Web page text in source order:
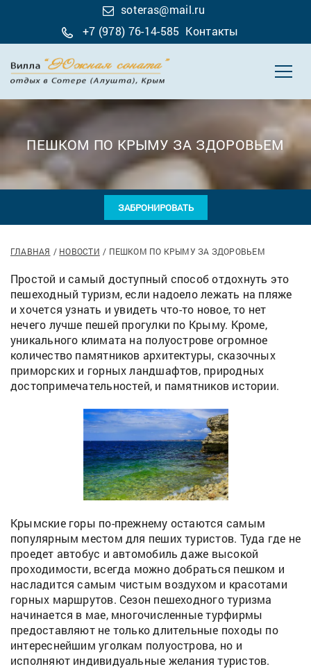
soteras@mail.ru
+7 (978) 76-14-585 Контакты
ПЕШКОМ ПО КРЫМУ ЗА ЗДОРОВЬЕМ
ЗАБРОНИРОВАТЬ
ГЛАВНАЯ НОВОСТИ ПЕШКОМ ПО КРЫМУ ЗА ЗДОРОВЬЕМ
Простой и самый доступный способ отдохнуть это
пешеходный туризм, если надоело лежать на пляже
и хочется узнать и увидеть что-то новое, то нет
нечего лучше пешей прогулки по Крыму. Кроме,
уникального климата на полуострове огромное
количество памятников архитектуры, сказочных
приморских и горных ландшафтов, природных
достопримечательностей, и памятников истории.
Крымские горы по-прежнему остаются самым
популярным местом для пеших туристов. Туда где не
проедет автобус и автомобиль даже высокой
проходимости, всегда можно добраться пешком и
насладится самым чистым воздухом и красотами
горных маршрутов. Сезон пешеходного туризма
начинается в мае, многочисленные турфирмы
предоставляют не только длительные походы по
интереснейшим уголкам полуострова, но и
исполняют индивидуальные желания туристов.